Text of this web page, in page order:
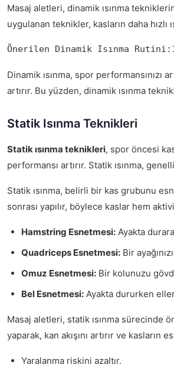
Masaj aletleri, dinamik ısınma
uygulanan teknikler, kasların daha hızlı
Önerilen Dinamik Isınma
Dinamik ısınma, spor performansınızı
artırır. Bu yüzden, dinamik ısınma
Statik Isınma Teknikleri
Statik ısınma teknikleri, spor öncesi
performansı artırır. Statik ısınma,
Statik ısınma, belirli bir kas grubunu
sonrası yapılır, böylece kaslar hem
Hamstring Esnetmesi: Ayakta
Quadriceps Esnetmesi: Bir
Omuz Esnetmesi: Bir kolunuzu
Bel Esnetmesi: Ayakta dururken
Masaj aletleri, statik ısınma sürecinde
yaparak, kan akışını artırır ve
Yaralanma riskini azaltır.